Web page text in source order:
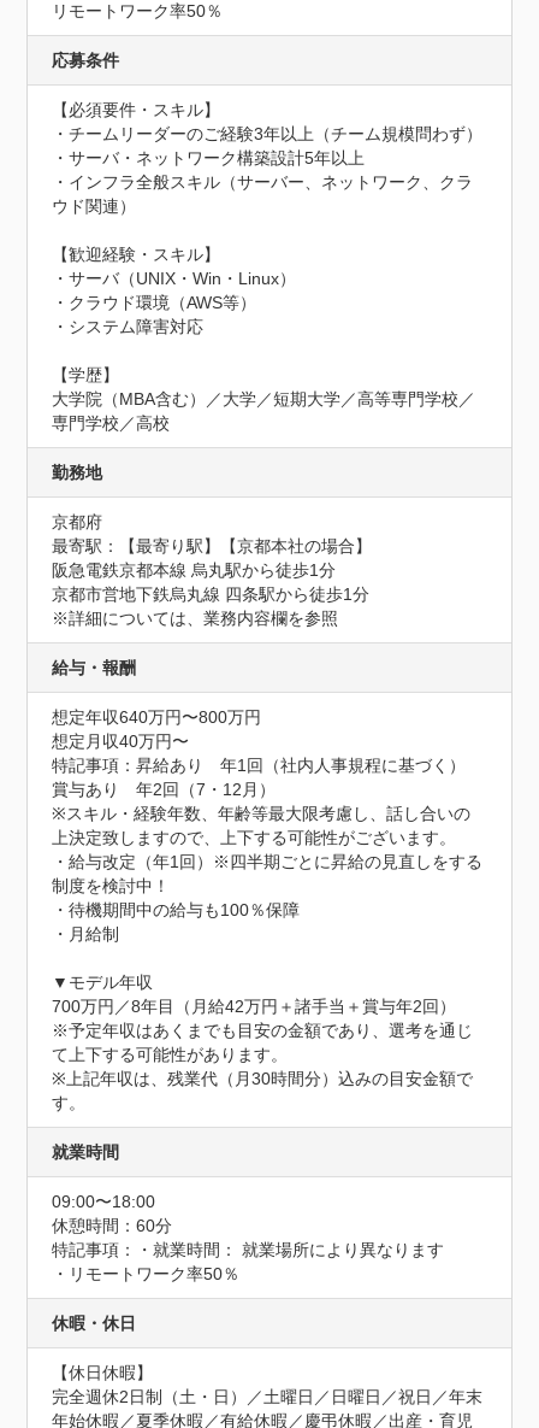
リモートワーク率50％
応募条件
【必須要件・スキル】
・チームリーダーのご経験3年以上（チーム規模問わず）
・サーバ・ネットワーク構築設計5年以上
・インフラ全般スキル（サーバー、ネットワーク、クラ
ウド関連）
【歓迎経験・スキル】
・サーバ（UNIX・Win・Linux）
・クラウド環境（AWS等）
・システム障害対応
【学歴】
大学院（MBA含む）／大学／短期大学／高等専門学校／
専門学校／高校
勤務地
京都府
最寄駅：【最寄り駅】【京都本社の場合】
阪急電鉄京都本線 烏丸駅から徒歩1分
京都市営地下鉄烏丸線 四条駅から徒歩1分
※詳細については、業務内容欄を参照
給与・報酬
想定年収640万円〜800万円
想定月収40万円〜
特記事項：昇給あり　年1回（社内人事規程に基づく）
賞与あり　年2回（7・12月）
※スキル・経験年数、年齢等最大限考慮し、話し合いの
上決定致しますので、上下する可能性がございます。
・給与改定（年1回）※四半期ごとに昇給の見直しをする
制度を検討中！
・待機期間中の給与も100％保障
・月給制
▼モデル年収
700万円／8年目（月給42万円＋諸手当＋賞与年2回）
※予定年収はあくまでも目安の金額であり、選考を通じ
て上下する可能性があります。
※上記年収は、残業代（月30時間分）込みの目安金額で
す。
就業時間
09:00〜18:00
休憩時間：60分
特記事項：・就業時間： 就業場所により異なります
・リモートワーク率50％
休暇・休日
【休日休暇】
完全週休2日制（土・日）／土曜日／日曜日／祝日／年末
年始休暇／夏季休暇／有給休暇／慶弔休暇／出産・育児